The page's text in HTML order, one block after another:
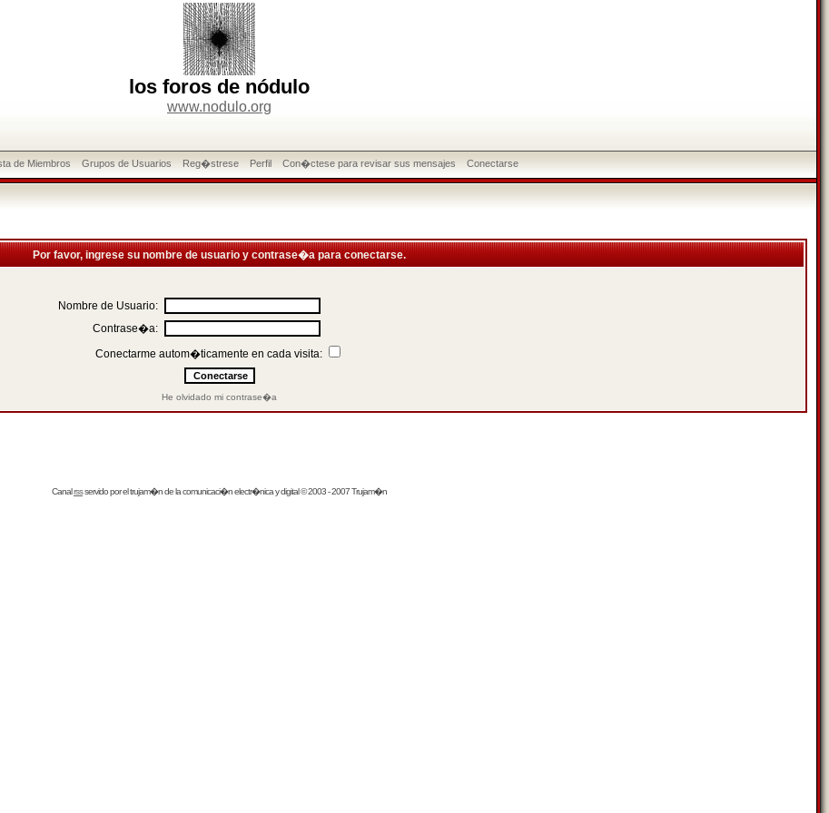
los foros de nódulo
www.nodulo.org
de Miembros Grupos de Usuarios Reg�strese Perfil Con�ctese para revisar sus mensajes Conectarse
Por favor, ingrese su nombre de usuario y contrase�a para conectarse.
Nombre de Usuario:
Contrase�a:
Conectarme autom�ticamente en cada visita:
He olvidado mi contrase�a
Canalrssservido por eltrujam�nde la comunicaci�n electr�nica y digital © 2003 - 2007 Trujam�n